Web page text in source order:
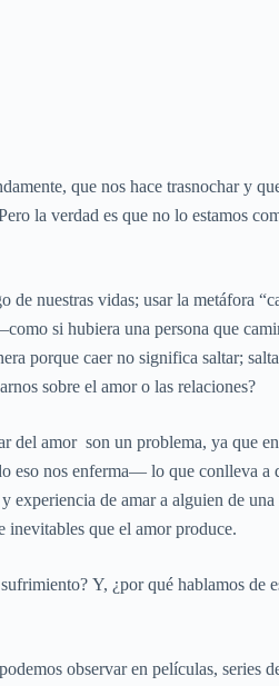
que nos hace trasnochar y
la verdad es que no lo estamos
nuestras vidas; usar la metáfora
si hubiera una persona que
porque caer no significa saltar;
sobre el amor o las relaciones?
amor son un problema, ya que
nos enferma— lo que conlleva a
experiencia de amar a alguien de
inevitables que el amor produce.
Y, ¿por qué hablamos de
observar en películas, series